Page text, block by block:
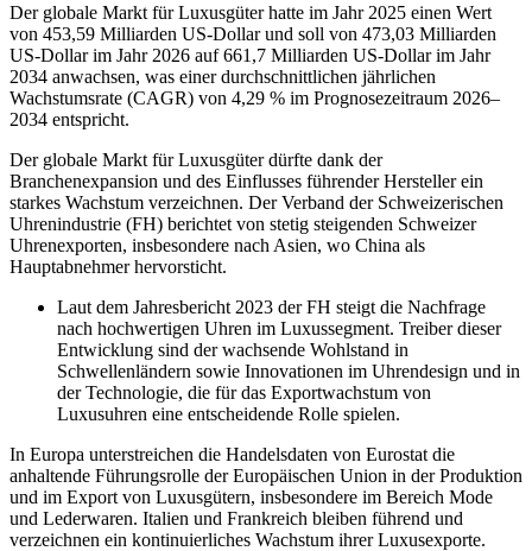
Der globale Markt für Luxusgüter hatte im Jahr 2025 einen Wert
von 453,59 Milliarden US-Dollar und soll von 473,03 Milliarden
US-Dollar im Jahr 2026 auf 661,7 Milliarden US-Dollar im Jahr
2034 anwachsen, was einer durchschnittlichen jährlichen
Wachstumsrate (CAGR) von 4,29 % im Prognosezeitraum 2026–
2034 entspricht.
Der globale Markt für Luxusgüter dürfte dank der
Branchenexpansion und des Einflusses führender Hersteller ein
starkes Wachstum verzeichnen. Der Verband der Schweizerischen
Uhrenindustrie (FH) berichtet von stetig steigenden Schweizer
Uhrenexporten, insbesondere nach Asien, wo China als
Hauptabnehmer hervorsticht.
Laut dem Jahresbericht 2023 der FH steigt die Nachfrage
nach hochwertigen Uhren im Luxussegment. Treiber dieser
Entwicklung sind der wachsende Wohlstand in
Schwellenländern sowie Innovationen im Uhrendesign und in
der Technologie, die für das Exportwachstum von
Luxusuhren eine entscheidende Rolle spielen.
In Europa unterstreichen die Handelsdaten von Eurostat die
anhaltende Führungsrolle der Europäischen Union in der Produktion
und im Export von Luxusgütern, insbesondere im Bereich Mode
und Lederwaren. Italien und Frankreich bleiben führend und
verzeichnen ein kontinuierliches Wachstum ihrer Luxusexporte.